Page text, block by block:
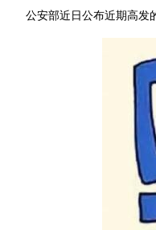
公安部近日公布近期高发